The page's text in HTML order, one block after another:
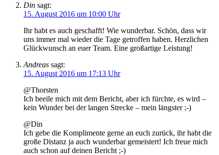
Din sagt:
15. August 2016 um 10:00 Uhr
Ihr habt es auch geschafft! Wie wunderbar. Schön, dass wir
uns immer mal wieder die Tage getroffen haben. Herzlichen
Glückwunsch an euer Team. Eine großartige Leistung!
Andreas sagt:
15. August 2016 um 17:13 Uhr
@Thorsten
Ich beeile mich mit dem Bericht, aber ich fürchte, es wird –
kein Wunder bei der langen Strecke – mein längster ;-)
@Din
Ich gebe die Komplimente gerne an euch zurück, ihr habt die
große Distanz ja auch wunderbar gemeistert! Ich freue mich
auch schon auf deinen Bericht ;-)